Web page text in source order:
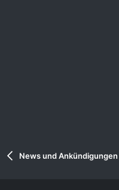
News und Ankündigungen